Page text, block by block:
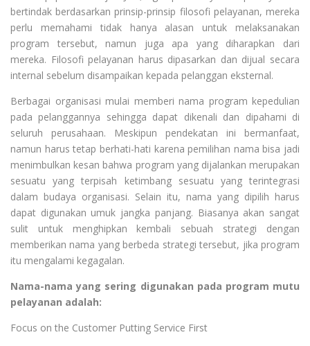
bertindak berdasarkan prinsip-prinsip filosofi pelayanan, mereka
perlu memahami tidak hanya alasan untuk melaksanakan
program tersebut, namun juga apa yang diharapkan dari
mereka. Filosofi pelayanan harus dipasarkan dan dijual secara
internal sebelum disampaikan kepada pelanggan eksternal.
Berbagai organisasi mulai memberi nama program kepedulian
pada pelanggannya sehingga dapat dikenali dan dipahami di
seluruh perusahaan. Meskipun pendekatan ini bermanfaat,
namun harus tetap berhati-hati karena pemilihan nama bisa jadi
menimbulkan kesan bahwa program yang dijalankan merupakan
sesuatu yang terpisah ketimbang sesuatu yang terintegrasi
dalam budaya organisasi. Selain itu, nama yang dipilih harus
dapat digunakan umuk jangka panjang. Biasanya akan sangat
sulit untuk menghipkan kembali sebuah strategi dengan
memberikan nama yang berbeda strategi tersebut, jika program
itu mengalami kegagalan.
Nama-nama yang sering digunakan pada program mutu
pelayanan adalah:
Focus on the Customer Putting Service First